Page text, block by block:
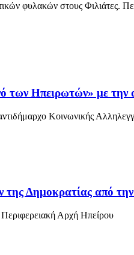
φυλακών στους
Ηπειρωτών» με την
Κοινωνικής
Δημοκρατίας από την
Περιφερειακή Αρχή